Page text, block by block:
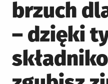
brzuch
– dzięki